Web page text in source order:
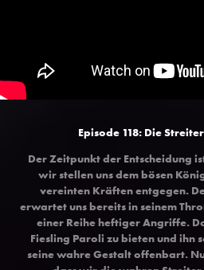
Episode 118: Die
Der Zeitpunkt der Entscheidung
wir stellen uns dem bösen
vereinten Kräften entgegen.
erwartet uns bereits in seinem
einer Reihe heftiger Angriffe.
Fiesling Paroli zu bieten und ihn
seine wahre Gestalt offenbart.